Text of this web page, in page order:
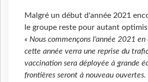
Malgré un début d'année 2021
le groupe reste pour autant
« Nous commençons l'année 2021 en
cette année verra une reprise du
vaccination sera déployée à grande
frontières seront à nouveau